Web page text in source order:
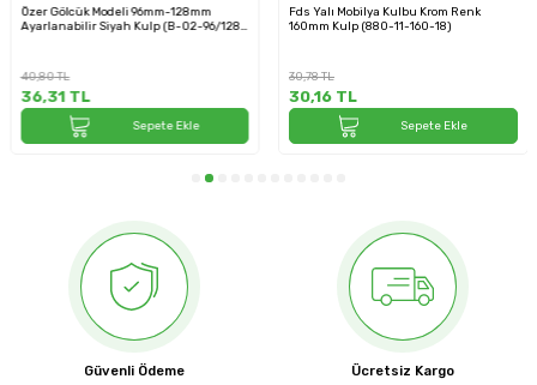
128mm
(B-02-96/128-
Fds Yalı Mobilya Kulbu Krom Renk
160mm Kulp (880-11-160-18)
Bayraktar 04 Modeli
(04-320-02E)
Güvenli Ödeme Ücretsiz Kargo